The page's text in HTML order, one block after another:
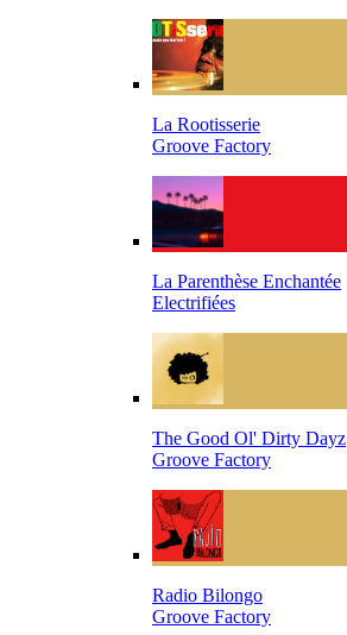
La Rootisserie
Groove Factory
La Parenthèse Enchantée
Electrifiées
The Good Ol' Dirty Dayz
Groove Factory
Radio Bilongo
Groove Factory